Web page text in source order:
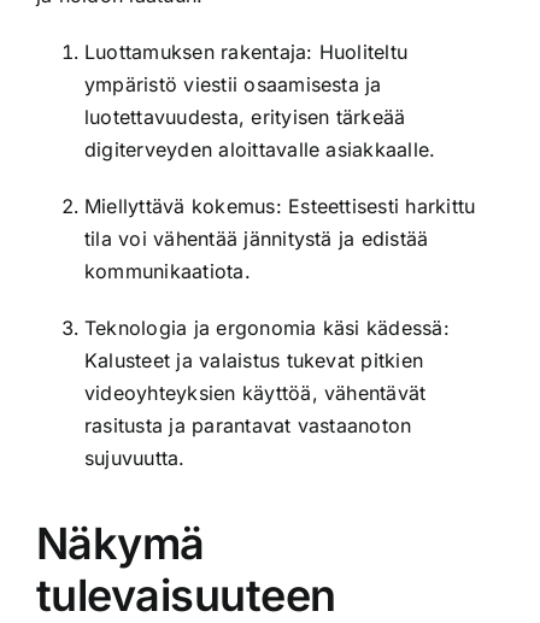
Luottamuksen rakentaja: Huoliteltu
ympäristö viestii osaamisesta ja
luotettavuudesta, erityisen tärkeää
digiterveyden aloittavalle asiakkaalle.
Miellyttävä kokemus: Esteettisesti harkittu
tila voi vähentää jännitystä ja edistää
kommunikaatiota.
Teknologia ja ergonomia käsi kädessä:
Kalusteet ja valaistus tukevat pitkien
videoyhteyksien käyttöä, vähentävät
rasitusta ja parantavat vastaanoton
sujuvuutta.
Näkymä
tulevaisuuteen